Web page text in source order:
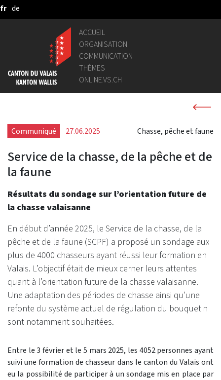
Saut au contenu principal
fr de
ACCUEIL
ORGANISATION
COMMUNICATION
THÈMES
ONLINE.VS.CH
Communiqué 27.06.2025 Chasse, pêche et faune
Service de la chasse, de la pêche et de
la faune
Résultats du sondage sur l’orientation future de
la chasse valaisanne
En début d’année 2025, le Service de la chasse, de la
pêche et de la faune (SCPF) a proposé un sondage aux
plus de 4000 chasseurs ayant réussi leur formation en
Valais. L’objectif était de mieux cerner leurs attentes
quant à l’orientation future de la chasse valaisanne.
Une adaptation des périodes de chasse ainsi qu’une
refonte du système actuel de régulation du bouquetin
sont notamment souhaitées.
Entre le 3 février et le 5 mars 2025, les 4052 personnes ayant
suivi une formation de chasseur dans le canton du Valais ont
eu la possibilité de participerà un sondage mis en place par